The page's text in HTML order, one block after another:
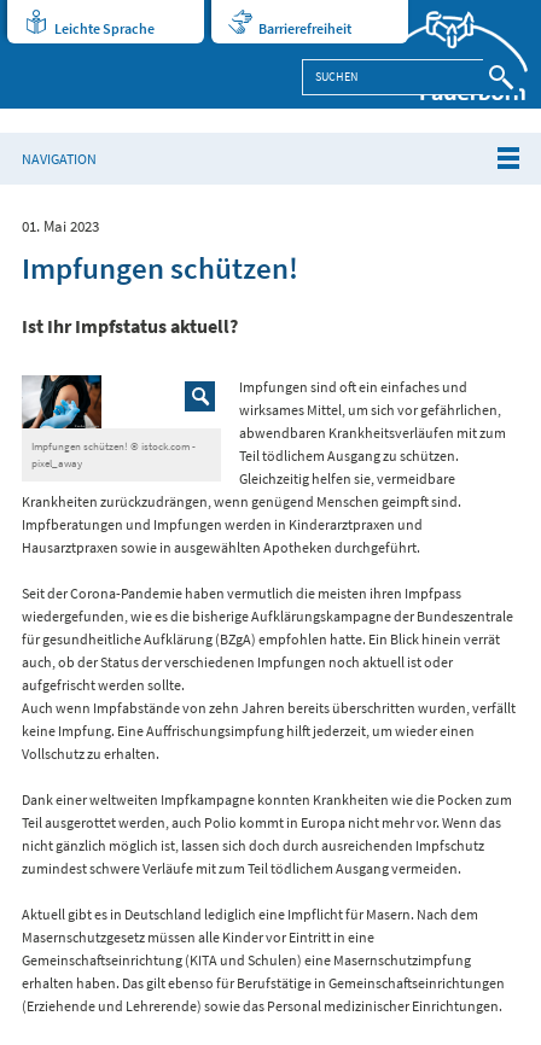
Leichte Sprache Barrierefreiheit
NAVIGATION
01. Mai 2023
Impfungen schützen!
Ist Ihr Impfstatus aktuell?
Impfungen schützen! © istock.com -
pixel_away
Impfungen sind oft ein einfaches und
wirksames Mittel, um sich vor gefährlichen,
abwendbaren Krankheitsverläufen mit zum
Teil tödlichem Ausgang zu schützen.
Gleichzeitig helfen sie, vermeidbare
Krankheiten zurückzudrängen, wenn genügend Menschen geimpft sind.
Impfberatungen und Impfungen werden in Kinderarztpraxen und
Hausarztpraxen sowie in ausgewählten Apotheken durchgeführt.
Seit der Corona-Pandemie haben vermutlich die meisten ihren Impfpass
wiedergefunden, wie es die bisherige Aufklärungskampagne der Bundeszentrale
für gesundheitliche Aufklärung (BZgA) empfohlen hatte. Ein Blick hinein verrät
auch, ob der Status der verschiedenen Impfungen noch aktuell ist oder
aufgefrischt werden sollte.
Auch wenn Impfabstände von zehn Jahren bereits überschritten wurden, verfällt
keine Impfung. Eine Auffrischungsimpfung hilft jederzeit, um wieder einen
Vollschutz zu erhalten.
Dank einer weltweiten Impfkampagne konnten Krankheiten wie die Pocken zum
Teil ausgerottet werden, auch Polio kommt in Europa nicht mehr vor. Wenn das
nicht gänzlich möglich ist, lassen sich doch durch ausreichenden Impfschutz
zumindest schwere Verläufe mit zum Teil tödlichem Ausgang vermeiden.
Aktuell gibt es in Deutschland lediglich eine Impflicht für Masern. Nach dem
Masernschutzgesetz müssen alle Kinder vor Eintritt in eine
Gemeinschaftseinrichtung (KITA und Schulen) eine Masernschutzimpfung
erhalten haben. Das gilt ebenso für Berufstätige in Gemeinschaftseinrichtungen
(Erziehende und Lehrerende) sowie das Personal medizinischer Einrichtungen.